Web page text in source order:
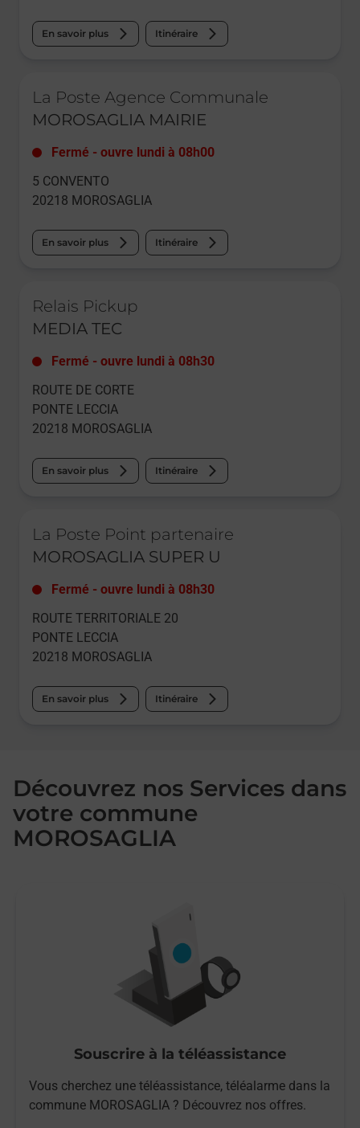
En savoir plus Itinéraire
La Poste Agence Communale
MOROSAGLIA MAIRIE
Fermé - ouvre lundi à 08h00
5 CONVENTO
20218 MOROSAGLIA
En savoir plus Itinéraire
Relais Pickup
MEDIA TEC
Fermé - ouvre lundi à 08h30
ROUTE DE CORTE
PONTE LECCIA
20218 MOROSAGLIA
En savoir plus Itinéraire
La Poste Point partenaire
MOROSAGLIA SUPER U
Fermé - ouvre lundi à 08h30
ROUTE TERRITORIALE 20
PONTE LECCIA
20218 MOROSAGLIA
En savoir plus Itinéraire
Découvrez nos Services dans
votre commune
MOROSAGLIA
Souscrire à la téléassistance
Vous cherchez une téléassistance, téléalarme dans la
commune MOROSAGLIA ? Découvrez nos offres.